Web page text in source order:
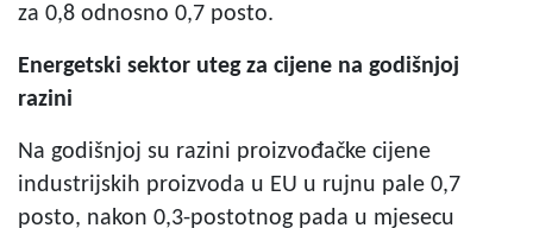
za 0,8 odnosno 0,7 posto.
Energetski sektor uteg za cijene na godišnjoj
razini
Na godišnjoj su razini proizvođačke cijene
industrijskih proizvoda u EU u rujnu pale 0,7
posto, nakon 0,3-postotnog pada u mjesecu